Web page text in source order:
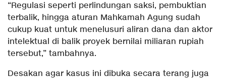
“Regulasi seperti perlindungan saksi, pembuktian
terbalik, hingga aturan Mahkamah Agung sudah
cukup kuat untuk menelusuri aliran dana dan aktor
intelektual di balik proyek bernilai miliaran rupiah
tersebut,” tambahnya.
Desakan agar kasus ini dibuka secara terang juga